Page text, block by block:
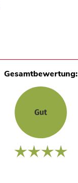
Gesamtbewertung: